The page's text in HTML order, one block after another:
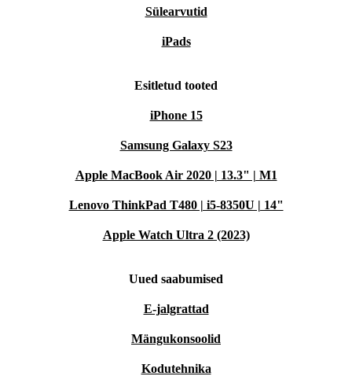
Sülearvutid
iPads
Esitletud tooted
iPhone 15
Samsung Galaxy S23
Apple MacBook Air 2020 | 13.3" | M1
Lenovo ThinkPad T480 | i5-8350U | 14"
Apple Watch Ultra 2 (2023)
Uued saabumised
E-jalgrattad
Mängukonsoolid
Kodutehnika